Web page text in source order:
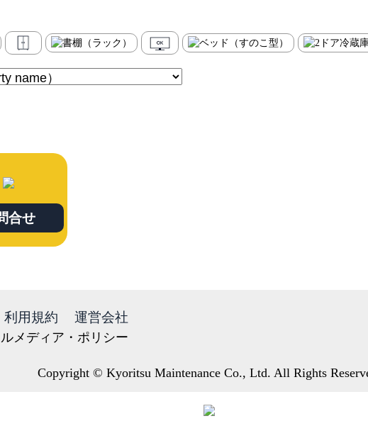
合せ
利用規約 運営会社
メディア・ポリシー
Copyright © Kyoritsu Maintenance Co., Ltd. All Rights